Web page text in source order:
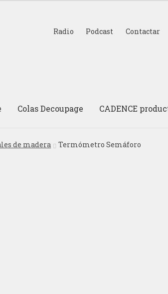
Radio Podcast Contactar
Colas Decoupage CADENCE
de madera Termómetro Semáforo